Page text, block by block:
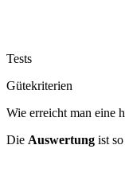
Tests
Gütekriterien
Wie erreicht man eine
Die Auswertung ist